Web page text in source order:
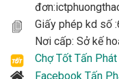
Giấy phép kd số
Nơi cấp: Sở kế
Chợ Tốt Tấn
Facebook Tấn